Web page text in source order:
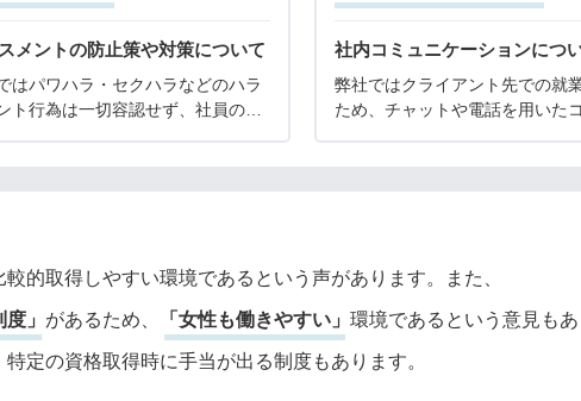
メントの防止策や対策について
はパワハラ・セクハラなどのハラ
ト行為は一切容認せず、社員の皆
社内コミュニケーションにつ
弊社ではクライアント先での就
ため、チャットや電話を用いたコ
的取得しやすい環境であるという声があります。また、
」 があるため、 「女性も働きやすい」 環境であるという意見もあ
定の資格取得時に手当が出る制度もあります。